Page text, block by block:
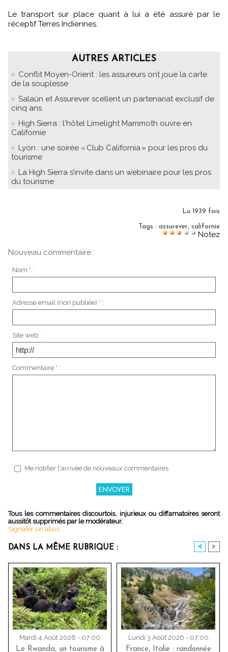
Le transport sur place quant à lui a été assuré par le
réceptif Terres Indiennes.
AUTRES ARTICLES
Conflit Moyen-Orient : les assureurs ont joué la carte
de la souplesse
Salaün et Assurever scellent un partenariat exclusif de
cinq ans
High Sierra : l'hôtel Limelight Mammoth ouvre en
Californie
Lyon : une soirée « Club California » pour les pros du
tourisme
La High Sierra s’invite dans un webinaire pour les pros
du tourisme
Lu 1939 fois
Tags : assurever californie
Notez
Nouveau commentaire :
Nom * :
Adresse email (non publiée) * :
Site web :
Commentaire * :
Me notifier l'arrivée de nouveaux commentaires
Tous les commentaires discourtois, injurieux ou diffamatoires seront
aussitôt supprimés par le modérateur.
Signaler un abus
DANS LA MÊME RUBRIQUE : < >
Mardi 4 Août 2026 - 07:00
Le Rwanda, un tourisme à
Lundi 3 Août 2026 - 07:00
France, Italie : randonnée